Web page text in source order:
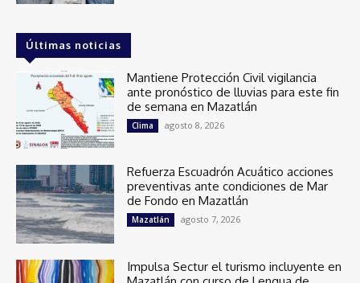
Últimas noticias
Mantiene Protección Civil vigilancia
ante pronóstico de lluvias para este fin
de semana en Mazatlán
Clima agosto 8, 2026
Refuerza Escuadrón Acuático acciones
preventivas ante condiciones de Mar
de Fondo en Mazatlán
Mazatlán agosto 7, 2026
Impulsa Sectur el turismo incluyente en